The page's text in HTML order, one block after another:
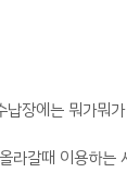
장에는 뭐가뭐
라갈때 이용하는